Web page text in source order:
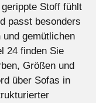
Stoff fühlt
passt besonders
gemütlichen
24 finden Sie
Größen und
über Sofas in